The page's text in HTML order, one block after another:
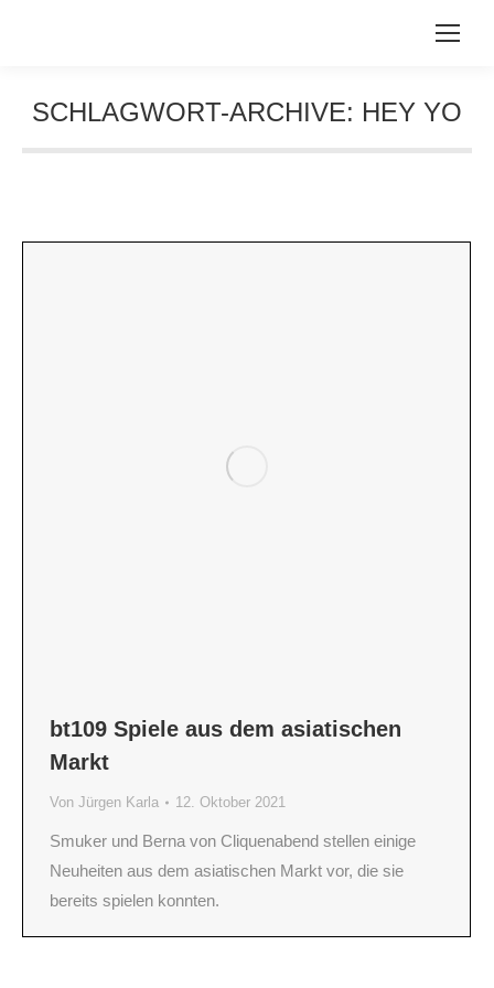
SCHLAGWORT-ARCHIVE: HEY YO
bt109 Spiele aus dem asiatischen
Markt
Von Jürgen Karla 12. Oktober 2021
Smuker und Berna von Cliquenabend stellen einige
Neuheiten aus dem asiatischen Markt vor, die sie
bereits spielen konnten.